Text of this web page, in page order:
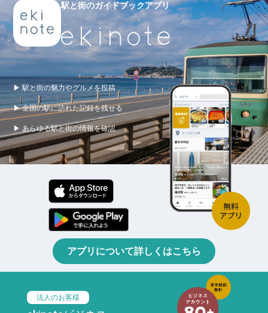
駅と街のガイドブックアプリ
▶ 駅と街の魅力やグルメを投稿
▶ 全国の駅に訪れた記録を残せる
▶ あらゆる駅と街の情報を確認
アプリについて詳しくはこちら
法人のお客様